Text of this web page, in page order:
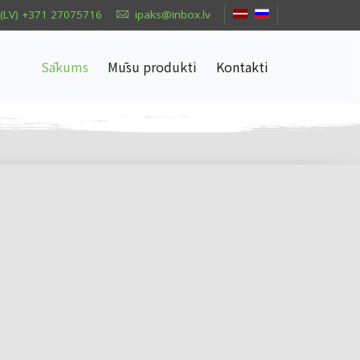
(LV) +371 27075716 ipaks@inbox.lv
Sākums Mūsu produkti Kontakti